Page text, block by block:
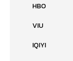
HBO
VIU
IQIYI